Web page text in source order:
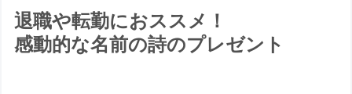
退職や転勤におススメ！
感動的な名前の詩のプレゼント